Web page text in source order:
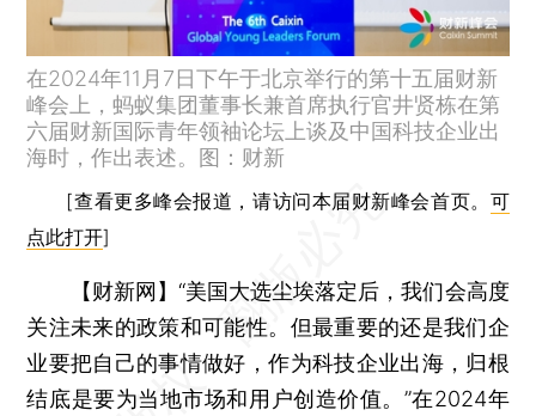
在2024年11月7日下午于北京举行的第十五届财新
峰会上，蚂蚁集团董事长兼首席执行官井贤栋在第
六届财新国际青年领袖论坛上谈及中国科技企业出
海时，作出表述。图：财新
[查看更多峰会报道，请访问本届财新峰会首页。 可
点此打开]
【财新网】 “美国大选尘埃落定后，我们会高度
关注未来的政策和可能性。但最重要的还是我们企
业要把自己的事情做好，作为科技企业出海，归根
结底是要为当地市场和用户创造价值。”在2024年